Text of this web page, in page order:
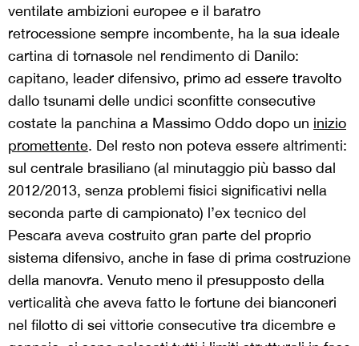
ventilate ambizioni europee e il baratro
retrocessione sempre incombente, ha la sua ideale
cartina di tornasole nel rendimento di Danilo:
capitano, leader difensivo, primo ad essere travolto
dallo tsunami delle undici sconfitte consecutive
costate la panchina a Massimo Oddo dopo un inizio
promettente. Del resto non poteva essere altrimenti:
sul centrale brasiliano (al minutaggio più basso dal
2012/2013, senza problemi fisici significativi nella
seconda parte di campionato) l’ex tecnico del
Pescara aveva costruito gran parte del proprio
sistema difensivo, anche in fase di prima costruzione
della manovra. Venuto meno il presupposto della
verticalità che aveva fatto le fortune dei bianconeri
nel filotto di sei vittorie consecutive tra dicembre e